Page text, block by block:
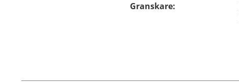
Granskare: